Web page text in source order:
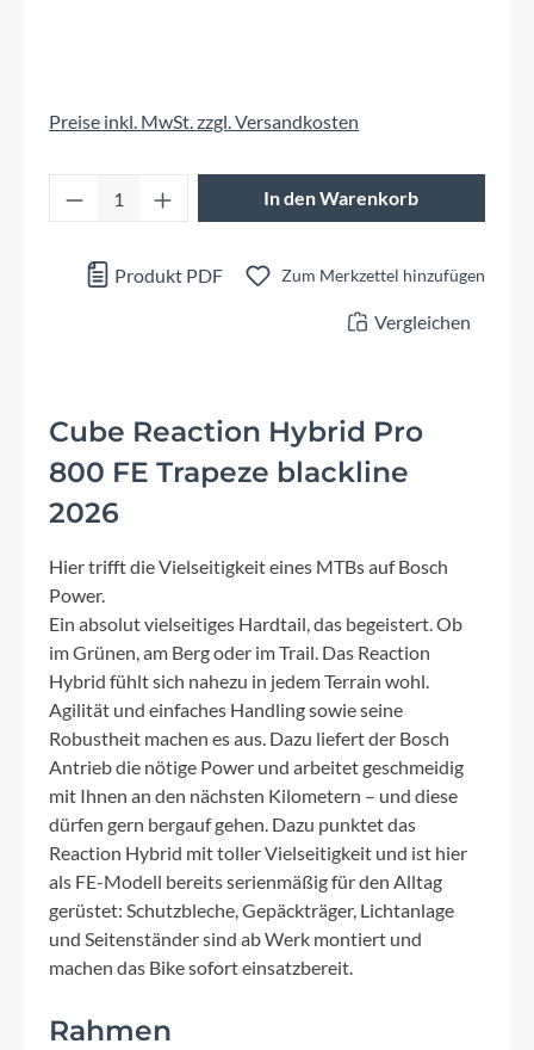
Preise inkl. MwSt. zzgl. Versandkosten
Produkt Anzahl: Gib den gewünschten
In den Warenkorb
Produkt PDF Zum Merkzettel hinzufügen
Vergleichen
Cube Reaction Hybrid Pro
800 FE Trapeze blackline
2026
Hier trifft die Vielseitigkeit eines MTBs auf Bosch
Power.
Ein absolut vielseitiges Hardtail, das begeistert. Ob
im Grünen, am Berg oder im Trail. Das Reaction
Hybrid fühlt sich nahezu in jedem Terrain wohl.
Agilität und einfaches Handling sowie seine
Robustheit machen es aus. Dazu liefert der Bosch
Antrieb die nötige Power und arbeitet geschmeidig
mit Ihnen an den nächsten Kilometern – und diese
dürfen gern bergauf gehen. Dazu punktet das
Reaction Hybrid mit toller Vielseitigkeit und ist hier
als FE-Modell bereits serienmäßig für den Alltag
gerüstet: Schutzbleche, Gepäckträger, Lichtanlage
und Seitenständer sind ab Werk montiert und
machen das Bike sofort einsatzbereit.
Rahmen